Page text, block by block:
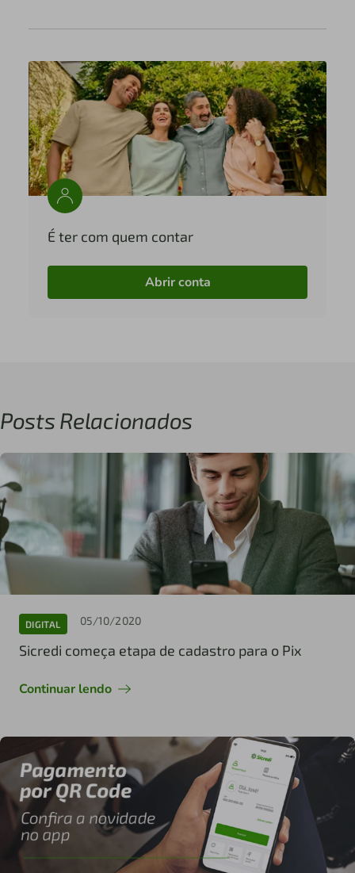
É ter com quem contar
Abrir conta
Posts Relacionados
DIGITAL 05/10/2020
Sicredi começa etapa de cadastro para o Pix
Continuar lendo